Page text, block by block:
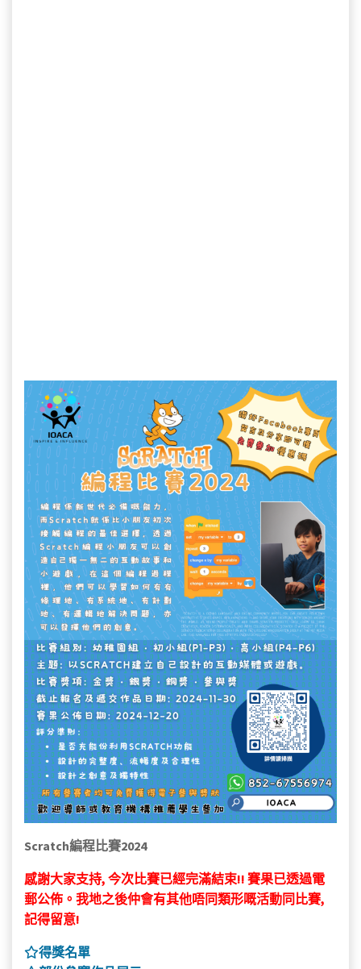
Scratch編程比賽2024
感謝大家支持, 今次比賽已經完滿結束!! 賽果已透過電
郵公佈。我地之後仲會有其他唔同類形嘅活動同比賽,
記得留意!
得獎名單